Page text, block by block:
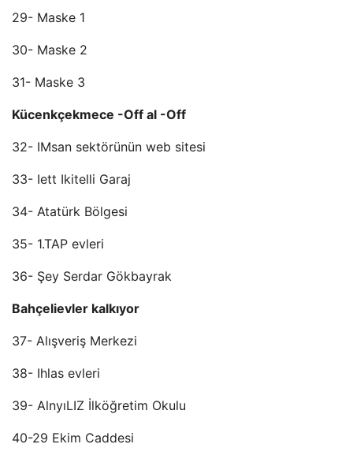
29- Maske 1
30- Maske 2
31- Maske 3
Kücenkçekmece -Off al -Off
32- IMsan sektörünün web sitesi
33- Iett Ikitelli Garaj
34- Atatürk Bölgesi
35- 1.TAP evleri
36- Şey Serdar Gökbayrak
Bahçelievler kalkıyor
37- Alışveriş Merkezi
38- Ihlas evleri
39- AlnyıLIZ İlköğretim Okulu
40-29 Ekim Caddesi